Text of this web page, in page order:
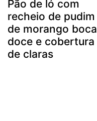
Pão de ló com
recheio de pudim
de morango boca
doce e cobertura
de claras